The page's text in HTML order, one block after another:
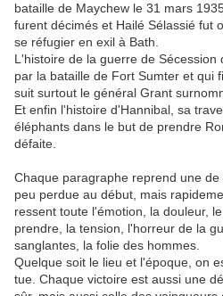
bataille de Maychew le 31 mars
furent décimés et Hailé Sélassié fut
se réfugier en exil à Bath.
L'histoire de la guerre de Sécession
par la bataille de Fort Sumter et qui
suit surtout le général Grant
Et enfin l'histoire d'Hannibal, sa
éléphants dans le but de prendre
défaite.
Chaque paragraphe reprend une
peu perdue au début, mais
ressent toute l'émotion, la douleur,
prendre, la tension, l'horreur de la
sanglantes, la folie des hommes.
Quelque soit le lieu et l'époque, on
tue. Chaque victoire est aussi une